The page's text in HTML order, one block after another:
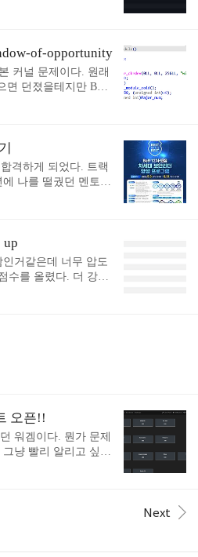
고자 이번 WACON 2
문제 전부 같고 청소
출제되었다. 청소년
따고 인터뷰도 한
보호 전문인력 양성
대 청소년 정보보호
대장정을 마무리했
of-opportunity
커널 문제이다. 원래
면 던졌을테지만 BoB
CTF 2021에 나왔던
와 ioctl이 선언된 상
write에서 bof가 터
base leak과 canar
디어로 할 수 있다. c
격하게 되었다. 트랙
나를 떨궜던 멘토님
이번에는 어떻게 될
수정하려고 했었는
때 코로나 비슷한 뭔
가 그대로 제출하게
써야한다. 자기소개
핵 알게되고 대회 나
적었다. 뭔가 나를
썰로 푼다는..
up
거같은데 너무 압도
수를 올렸다. 더 강해
python3 from hashlib
= lambda s: s + (BS -
BS) unpad = lambda
오픈!!
워겜이다. 뭔가 문제
냥 빨리 알리고 싶어
순수 자체제작이며
많이 알려지길 기대
Next